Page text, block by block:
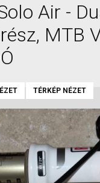
Air -
MTB
TÉRKÉP NÉZET